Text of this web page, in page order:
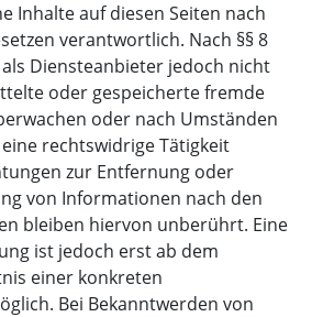
Inhalte auf diesen Seiten nach
verantwortlich. Nach §§ 8
Diensteanbieter jedoch nicht
oder gespeicherte fremde
oder nach Umständen
rechtswidrige Tätigkeit
zur Entfernung oder
von Informationen nach den
bleiben hiervon unberührt. Eine
ist jedoch erst ab dem
einer konkreten
Bei Bekanntwerden von